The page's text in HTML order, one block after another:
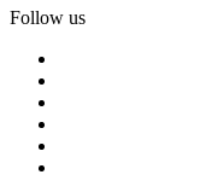
Follow us